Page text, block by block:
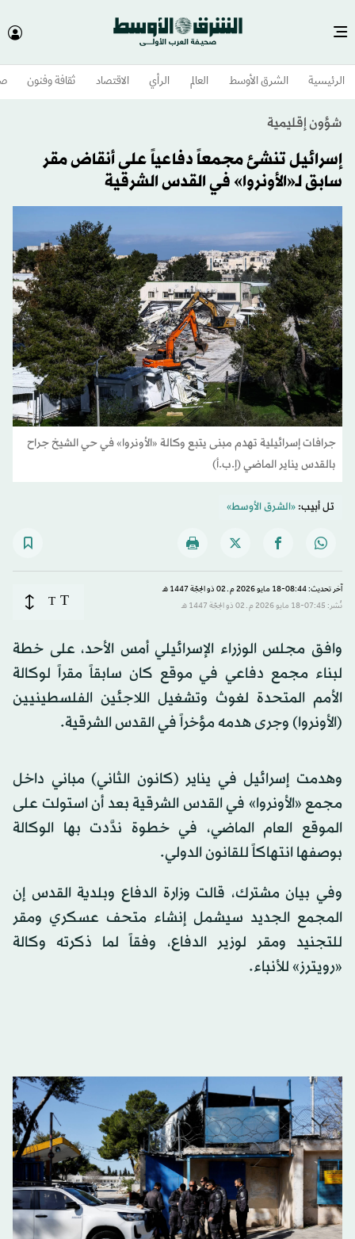
الرئيسية الشرق الأوسط​ العالم الرأي الاقتصاد ثقافة وفنون
شؤون إقليمية
إسرائيل تنشئ مجمعاً دفاعياً على أنقاض مقر
سابق لـ«الأونروا» في القدس الشرقية
جرافات إسرائيلية تهدم مبنى يتبع وكالة «الأونروا» في حي الشيخ جراح
بالقدس يناير الماضي (إ.ب.أ)
تل أبيب:«الشرق الأوسط»
آخر تحديث: 08:44-18 مايو 2026 م ـ 02 ذو الحِجّة 1447 هـ
نُشر: 07:45-18 مايو 2026 م ـ 02 ذو الحِجّة 1447 هـ
T
T
وافق مجلس الوزراء الإسرائيلي أمس الأحد، على خطة
لبناء مجمع دفاعي في موقع كان سابقاً مقراً لوكالة
الأمم المتحدة لغوث وتشغيل اللاجئين الفلسطينيين
(الأونروا) وجرى هدمه مؤخراً في القدس الشرقية.
وهدمت إسرائيل في يناير (كانون الثاني) مباني داخل
مجمع «الأونروا» في القدس الشرقية بعد أن استولت على
الموقع العام الماضي، في خطوة ندَّدت بها الوكالة
بوصفها انتهاكاً للقانون الدولي.
وفي بيان مشترك، قالت وزارة الدفاع وبلدية القدس إن
المجمع الجديد سيشمل إنشاء متحف عسكري ومقر
للتجنيد ومقر لوزير الدفاع، وفقاً لما ذكرته وكالة
«رويترز» للأنباء.